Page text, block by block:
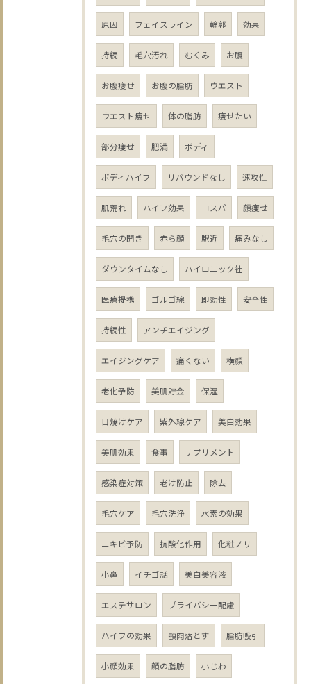
原因 フェイスライン 輪郭 効果
持続 毛穴汚れ むくみ お腹
お腹痩せ お腹の脂肪 ウエスト
ウエスト痩せ 体の脂肪 痩せたい
部分痩せ 肥満 ボディ
ボディハイフ リバウンドなし 速攻性
肌荒れ ハイフ効果 コスパ 顔痩せ
毛穴の開き 赤ら顔 駅近 痛みなし
ダウンタイムなし ハイロニック社
医療提携 ゴルゴ線 即効性 安全性
持続性 アンチエイジング
エイジングケア 痛くない 横顔
老化予防 美肌貯金 保湿
日焼けケア 紫外線ケア 美白効果
美肌効果 食事 サプリメント
感染症対策 老け防止 除去
毛穴ケア 毛穴洗浄 水素の効果
ニキビ予防 抗酸化作用 化粧ノリ
小鼻 イチゴ話 美白美容液
エステサロン プライバシー配慮
ハイフの効果 顎肉落とす 脂肪吸引
小顔効果 顔の脂肪 小じわ